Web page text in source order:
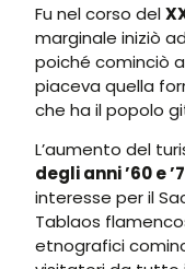
Fu nel corso del
marginale iniziò
poiché cominciò
piaceva quella
che ha il popolo
L’aumento del
degli anni ’60 e
interesse per il
Tablaos
etnografici